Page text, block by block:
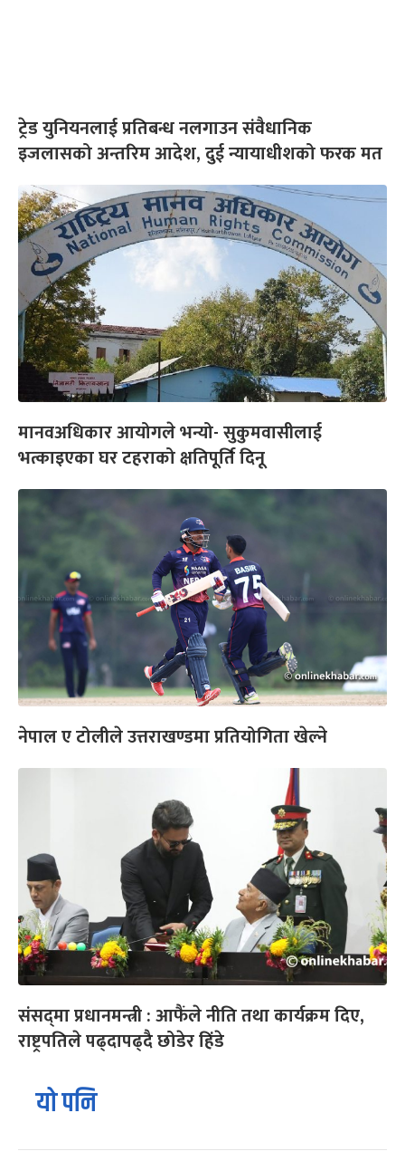
ट्रेड युनियनलाई प्रतिबन्ध नलगाउन संवैधानिक
इजलासको अन्तरिम आदेश, दुई न्यायाधीशको फरक मत
मानवअधिकार आयोगले भन्यो- सुकुमवासीलाई
भत्काइएका घर टहराको क्षतिपूर्ति दिनू
नेपाल ए टोलीले उत्तराखण्डमा प्रतियोगिता खेल्ने
संसद्‌मा प्रधानमन्त्री : आफैंले नीति तथा कार्यक्रम दिए,
राष्ट्रपतिले पढ्दापढ्दै छोडेर हिंडे
यो पनि